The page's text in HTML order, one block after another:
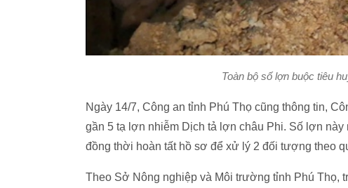
Toàn bộ số lợn buộc tiêu
Ngày 14/7, Công an tỉnh Phú Thọ cũng thông tin,
gần 5 tạ lợn nhiễm Dịch tả lợn châu Phi. Số lợn
đồng thời hoàn tất hồ sơ để xử lý 2 đối tượng theo
Theo Sở Nông nghiệp và Môi trường tỉnh Phú Thọ,